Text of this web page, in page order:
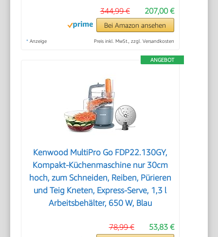
207,00 €
344,99 €
Bei Amazon ansehen
* Anzeige Preis inkl. MwSt., zzgl. Versandkosten
ANGEBOT
Kenwood MultiPro Go FDP22.130GY,
Kompakt-Küchenmaschine nur 30cm
hoch, zum Schneiden, Reiben, Pürieren
und Teig Kneten, Express-Serve, 1,3 l
Arbeitsbehälter, 650 W, Blau
53,83 €
78,99 €